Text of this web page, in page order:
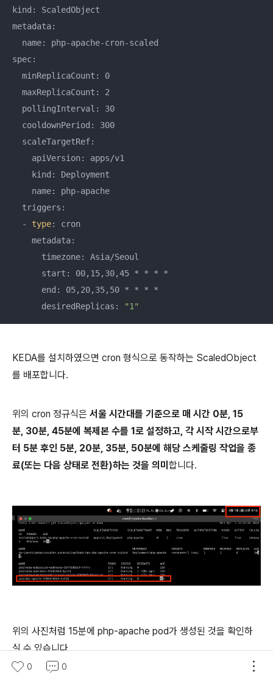
kind: ScaledObject
metadata:
  name: php-apache-cron-scaled
spec:
  minReplicaCount: 0
  maxReplicaCount: 2
  pollingInterval: 30
  cooldownPeriod: 300
  scaleTargetRef:
    apiVersion: apps/v1
    kind: Deployment
    name: php-apache
  triggers:
  -
type: cron
    metadata:
      timezone: Asia/Seoul
      start: 00,15,30,45 * * * *
      end: 05,20,35,50 * * * *
      desiredReplicas:
"1"
KEDA를 설치하였으면 cron 형식으로 동작하는 ScaledObject
를 배포합니다.
위의 cron 정규식은 서울 시간대를 기준으로 매 시간 0분, 15
분, 30분, 45분에 복제본 수를 1로 설정하고, 각 시작 시간으로부
터 5분 후인 5분, 20분, 35분, 50분에 해당 스케줄링 작업을 종
료(또는 다음 상태로 전환)하는 것을 의미 합니다.
위의 사진처럼 15분에 php-apache pod가 생성된 것을 확인하
실 수 있습니다.
0 0